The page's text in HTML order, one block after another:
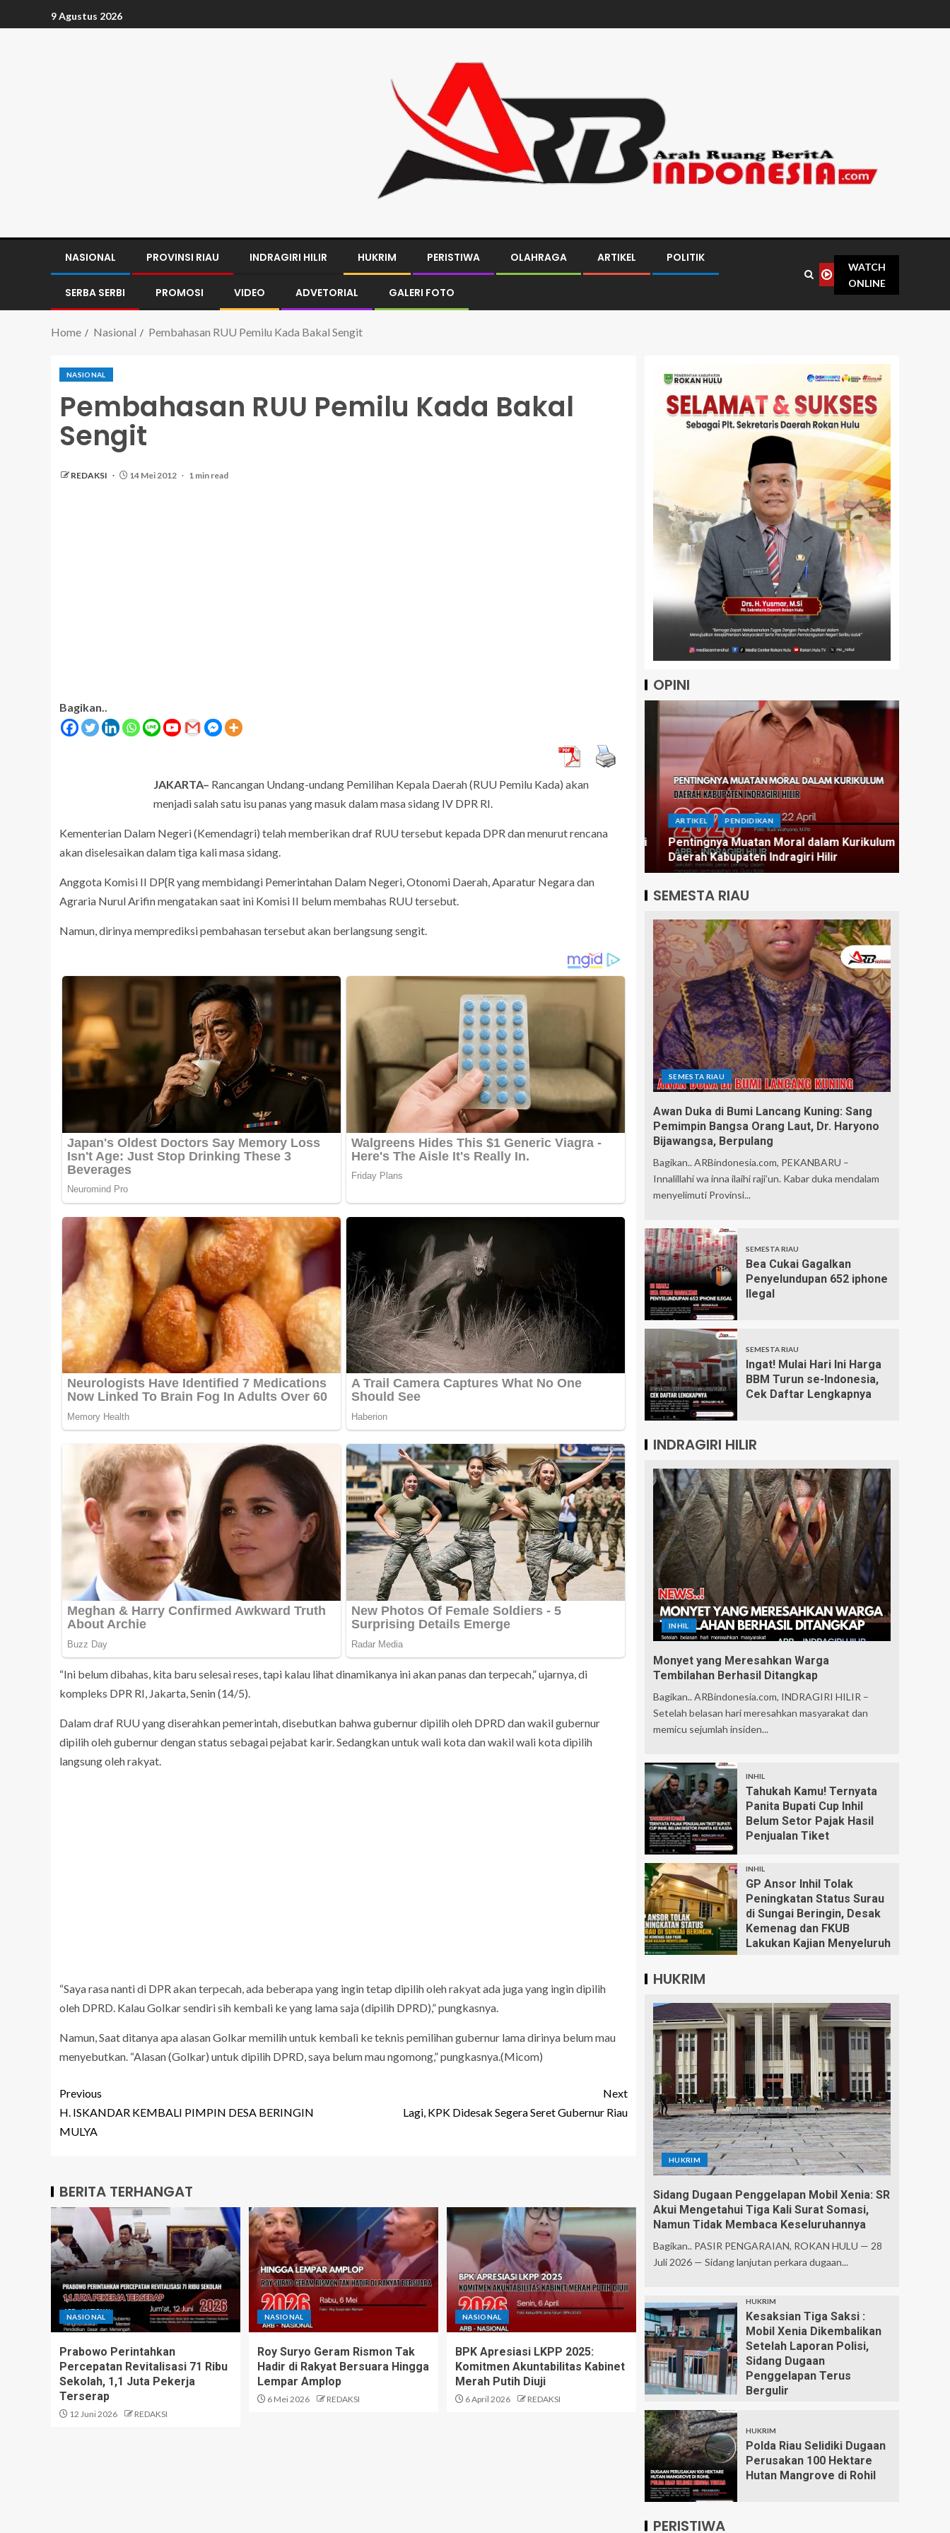
9 Agustus 2026
NASIONAL PROVINSI RIAU INDRAGIRI HILIR HUKRIM PERISTIWA OLAHRAGA ARTIKEL POLITIK
SERBA SERBI PROMOSI VIDEO ADVETORIAL GALERI FOTO
WATCH
ONLINE
Home Nasional Pembahasan RUU Pemilu Kada Bakal Sengit
NASIONAL
Pembahasan RUU Pemilu Kada Bakal
Sengit
REDAKSI 14 Mei 2012 1 min read
Bagikan..
JAKARTA– Rancangan Undang-undang Pemilihan Kepala Daerah (RUU Pemilu Kada) akan
menjadi salah satu isu panas yang masuk dalam masa sidang IV DPR RI.
Kementerian Dalam Negeri (Kemendagri) telah memberikan draf RUU tersebut kepada DPR dan menurut rencana
akan diselesaikan dalam tiga kali masa sidang.
Anggota Komisi II DP{R yang membidangi Pemerintahan Dalam Negeri, Otonomi Daerah, Aparatur Negara dan
Agraria Nurul Arifin mengatakan saat ini Komisi II belum membahas RUU tersebut.
Namun, dirinya memprediksi pembahasan tersebut akan berlangsung sengit.
“Ini belum dibahas, kita baru selesai reses, tapi kalau lihat dinamikanya ini akan panas dan terpecah,” ujarnya, di
kompleks DPR RI, Jakarta, Senin (14/5).
Dalam draf RUU yang diserahkan pemerintah, disebutkan bahwa gubernur dipilih oleh DPRD dan wakil gubernur
dipilih oleh gubernur dengan status sebagai pejabat karir. Sedangkan untuk wali kota dan wakil wali kota dipilih
langsung oleh rakyat.
“Saya rasa nanti di DPR akan terpecah, ada beberapa yang ingin tetap dipilih oleh rakyat ada juga yang ingin dipilih
oleh DPRD. Kalau Golkar sendiri sih kembali ke yang lama saja (dipilih DPRD),” pungkasnya.
Namun, Saat ditanya apa alasan Golkar memilih untuk kembali ke teknis pemilihan gubernur lama dirinya belum mau
menyebutkan. “Alasan (Golkar) untuk dipilih DPRD, saya belum mau ngomong,” pungkasnya.(Micom)
Previous
H. ISKANDAR KEMBALI PIMPIN DESA BERINGIN
MULYA
Next
Lagi, KPK Didesak Segera Seret Gubernur Riau
BERITA TERHANGAT
NASIONAL
Prabowo Perintahkan
Percepatan Revitalisasi 71 Ribu
Sekolah, 1,1 Juta Pekerja
Terserap
12 Juni 2026 REDAKSI
NASIONAL
Roy Suryo Geram Rismon Tak
Hadir di Rakyat Bersuara Hingga
Lempar Amplop
6 Mei 2026 REDAKSI
NASIONAL
BPK Apresiasi LKPP 2025:
Komitmen Akuntabilitas Kabinet
Merah Putih Diuji
6 April 2026 REDAKSI
OPINI
Pembelaan Setelah
ARTIKEL
Budi Wahyono: Anak Inklusi Berhak
Memperoleh Pendidikan Layak dan Bermutu
di Sekolah Umum, Temasuk TK
Pintar Saja Tidak Cukup, Mengapa Birokrasi
ARTIKEL PENDIDIKAN
Pentingnya Muatan Moral dalam Kurikulum
Daerah Kabupaten Indragiri Hilir
SEMESTA RIAU
SEMESTA RIAU
Awan Duka di Bumi Lancang Kuning: Sang
Pemimpin Bangsa Orang Laut, Dr. Haryono
Bijawangsa, Berpulang
Bagikan.. ARBindonesia.com, PEKANBARU –
Innalillahi wa inna ilaihi raji’un. Kabar duka mendalam
menyelimuti Provinsi...
SEMESTA RIAU
Bea Cukai Gagalkan
Penyelundupan 652 iphone
Ilegal
SEMESTA RIAU
Ingat! Mulai Hari Ini Harga
BBM Turun se-Indonesia,
Cek Daftar Lengkapnya
INDRAGIRI HILIR
INHIL
Monyet yang Meresahkan Warga
Tembilahan Berhasil Ditangkap
Bagikan.. ARBindonesia.com, INDRAGIRI HILIR –
Setelah belasan hari meresahkan masyarakat dan
memicu sejumlah insiden...
INHIL
Tahukah Kamu! Ternyata
Panita Bupati Cup Inhil
Belum Setor Pajak Hasil
Penjualan Tiket
INHIL
GP Ansor Inhil Tolak
Peningkatan Status Surau
di Sungai Beringin, Desak
Kemenag dan FKUB
Lakukan Kajian Menyeluruh
HUKRIM
HUKRIM
Sidang Dugaan Penggelapan Mobil Xenia: SR
Akui Mengetahui Tiga Kali Surat Somasi,
Namun Tidak Membaca Keseluruhannya
Bagikan.. PASIR PENGARAIAN, ROKAN HULU — 28
Juli 2026 — Sidang lanjutan perkara dugaan...
HUKRIM
Kesaksian Tiga Saksi :
Mobil Xenia Dikembalikan
Setelah Laporan Polisi,
Sidang Dugaan
Penggelapan Terus
Bergulir
HUKRIM
Polda Riau Selidiki Dugaan
Perusakan 100 Hektare
Hutan Mangrove di Rohil
PERISTIWA